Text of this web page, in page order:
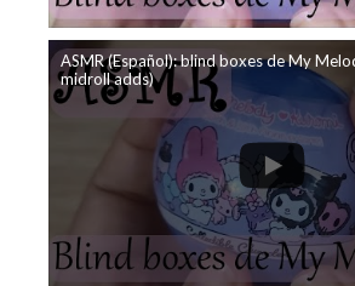
ASMR (Español): blind boxes de My
midroll adds)